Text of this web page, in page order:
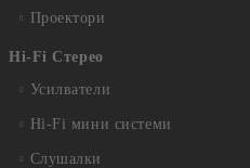
Проектори
Hi-Fi Стерео
Усилватели
Hi-Fi мини системи
Слушалки